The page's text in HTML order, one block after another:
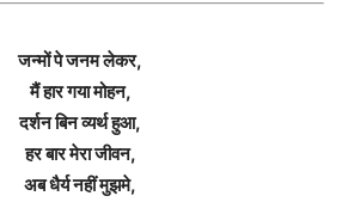
जन्मों पे जनम लेकर,
मैं हार गया मोहन,
दर्शन बिन व्यर्थ हुआ,
हर बार मेरा जीवन,
अब धैर्य नहीं मुझमे,